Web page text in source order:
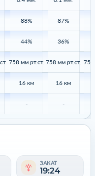
88%
44%
758 мм.рт.ст.
16 км
-
87%
36%
758 мм.рт.ст.
16 км
-
758
ЗАКАТ
19:24